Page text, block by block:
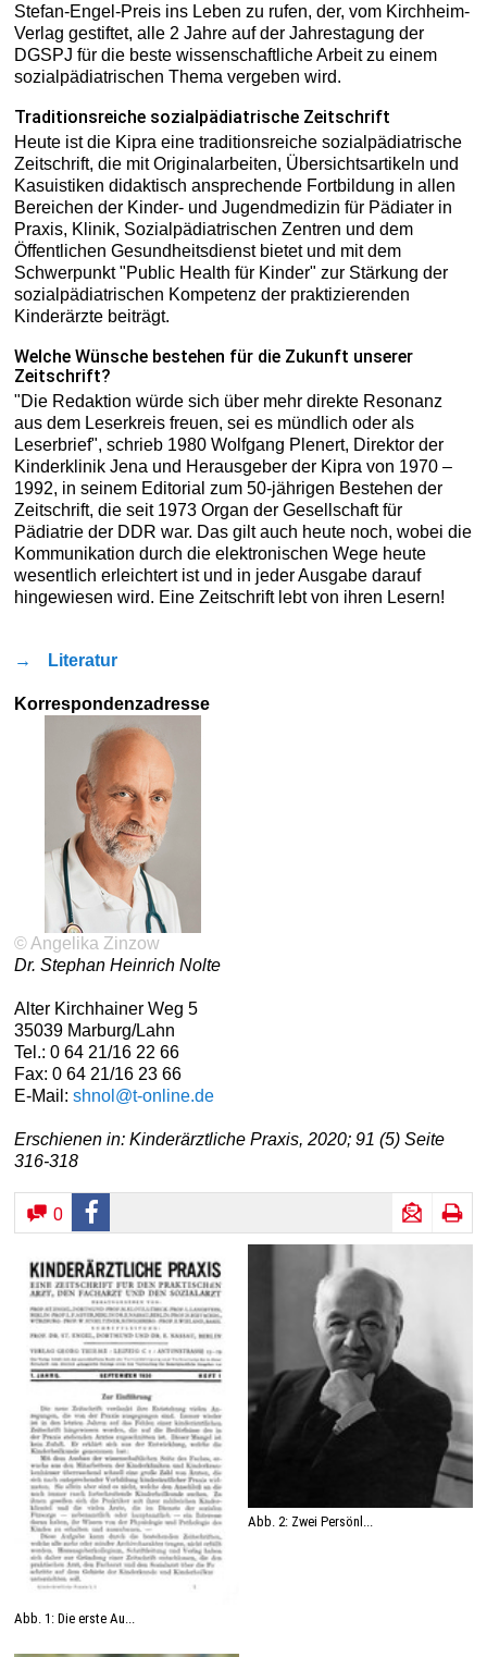
Stefan-Engel-Preis ins Leben zu rufen, der, vom Kirchheim-
Verlag gestiftet, alle 2 Jahre auf der Jahrestagung der
DGSPJ für die beste wissenschaftliche Arbeit zu einem
sozialpädiatrischen Thema vergeben wird.
Traditionsreiche sozialpädiatrische Zeitschrift
Heute ist die Kipra eine traditionsreiche sozialpädiatrische
Zeitschrift, die mit Originalarbeiten, Übersichtsartikeln und
Kasuistiken didaktisch ansprechende Fortbildung in allen
Bereichen der Kinder- und Jugendmedizin für Pädiater in
Praxis, Klinik, Sozialpädiatrischen Zentren und dem
Öffentlichen Gesundheitsdienst bietet und mit dem
Schwerpunkt "Public Health für Kinder" zur Stärkung der
sozialpädiatrischen Kompetenz der praktizierenden
Kinderärzte beiträgt.
Welche Wünsche bestehen für die Zukunft unserer
Zeitschrift?
"Die Redaktion würde sich über mehr direkte Resonanz
aus dem Leserkreis freuen, sei es mündlich oder als
Leserbrief", schrieb 1980 Wolfgang Plenert, Direktor der
Kinderklinik Jena und Herausgeber der Kipra von 1970 –
1992, in seinem Editorial zum 50-jährigen Bestehen der
Zeitschrift, die seit 1973 Organ der Gesellschaft für
Pädiatrie der DDR war. Das gilt auch heute noch, wobei die
Kommunikation durch die elektronischen Wege heute
wesentlich erleichtert ist und in jeder Ausgabe darauf
hingewiesen wird. Eine Zeitschrift lebt von ihren Lesern!
→ Literatur
Korrespondenzadresse
© Angelika Zinzow
Dr. Stephan Heinrich Nolte
Alter Kirchhainer Weg 5
35039 Marburg/Lahn
Tel.: 0 64 21/16 22 66
Fax: 0 64 21/16 23 66
E-Mail:shnol@t-online.de
Erschienen in: Kinderärztliche Praxis, 2020; 91 (5) Seite
316-318
0
Abb. 1: Die erste Au...
Abb. 2: Zwei Persönl...